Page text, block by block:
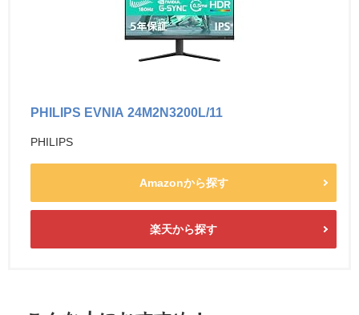
PHILIPS EVNIA 24M2N3200L/11
PHILIPS
Amazonから探す
楽天から探す